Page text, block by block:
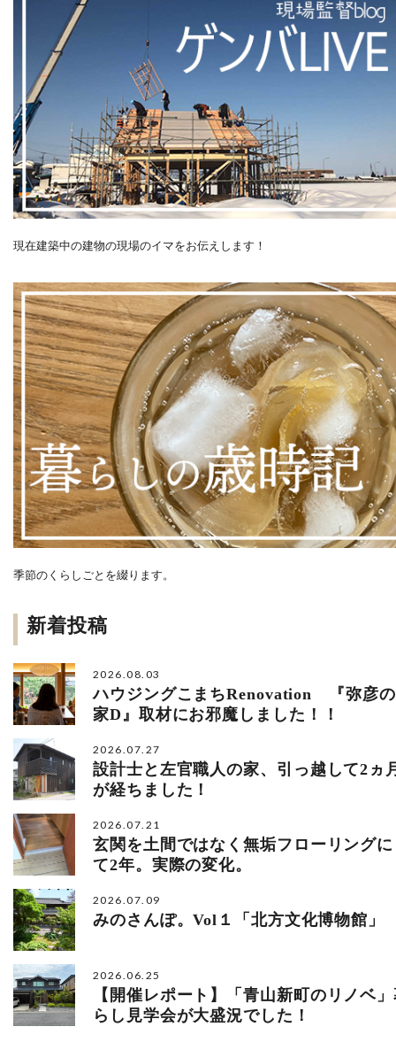
現在建築中の建物の現場のイマをお伝えします！
季節のくらしごとを綴ります。
新着投稿
2026.08.03
ハウジングこまちRenovation 『弥彦の
家D』取材にお邪魔しました！！
2026.07.27
設計士と左官職人の家、引っ越して2ヵ
が経ちました！
2026.07.21
玄関を土間ではなく無垢フローリング
て2年。実際の変化。
2026.07.09
みのさんぽ。Vol１「北方文化博物館」
2026.06.25
【開催レポート】「青山新町のリノベ
らし見学会が大盛況でした！